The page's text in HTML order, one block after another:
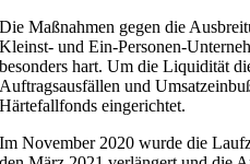
Die Maßnahmen gegen die
Kleinst- und Ein-Personen-
besonders hart. Um die Liquidität
Auftragsausfällen und
Härtefallfonds eingerichtet.
Im November 2020 wurde die